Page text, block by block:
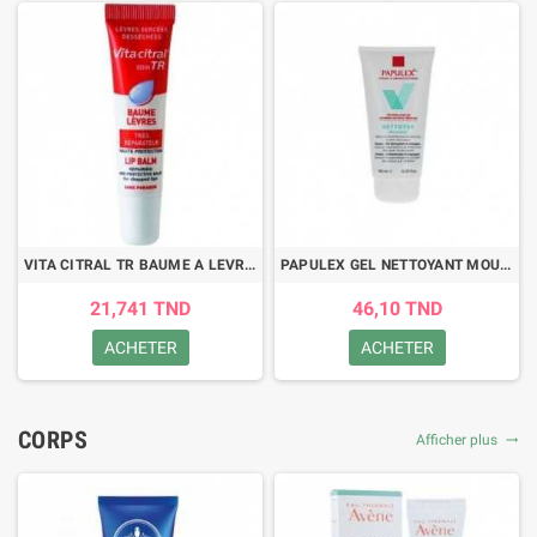
VITA CITRAL TR BAUME A LEVRES 15ML
21,741 TND
ACHETER
PAPULEX GEL NETTOYANT MOUSSANT 150ML
46,10 TND
ACHETER
CORPS Afficher plus trending_flat